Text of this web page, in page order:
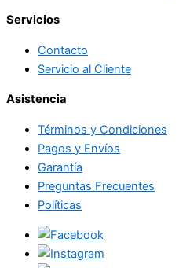
Servicios
Contacto
Servicio al Cliente
Asistencia
Términos y Condiciones
Pagos y Envíos
Garantía
Preguntas Frecuentes
Políticas